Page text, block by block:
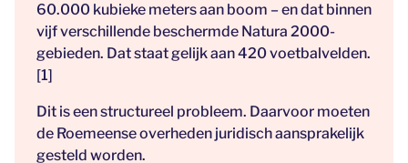
60.000 kubieke meters aan boom – en dat binnen
vijf verschillende beschermde Natura 2000-
gebieden. Dat staat gelijk aan 420 voetbalvelden.
[1]
Dit is een structureel probleem. Daarvoor moeten
de Roemeense overheden juridisch aansprakelijk
gesteld worden.